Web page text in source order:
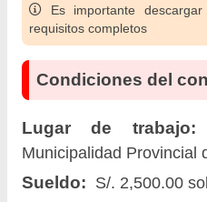
Es importante
requisitos completos
Condiciones del
Lugar de trabajo:
Municipalidad Provincial
Sueldo: S/. 2,500.00